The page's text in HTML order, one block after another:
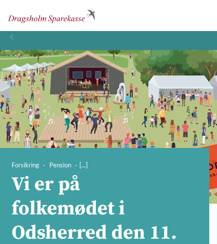
Forsikring Pension
Vi er på
folkemødet i
Odsherred den 11.